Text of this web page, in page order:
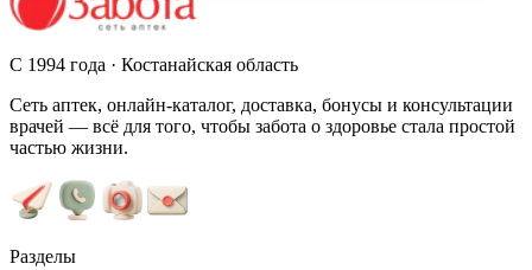
С 1994 года · Костанайская область
Сеть аптек, онлайн-каталог, доставка, бонусы и консультации
врачей — всё для того, чтобы забота о здоровье стала простой
частью жизни.
Разделы